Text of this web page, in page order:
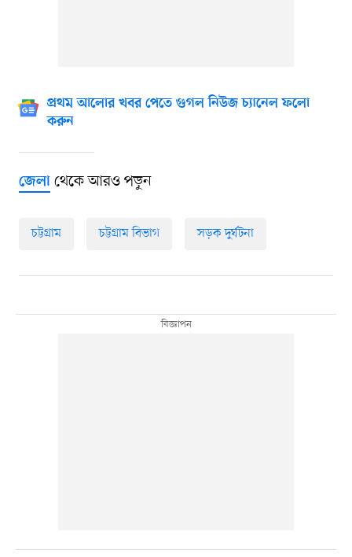
প্রথম আলোর খবর পেতে গুগল নিউজ চ্যানেল ফলো
করুন
জেলাথেকে আরও পড়ুন
চট্টগ্রাম চট্টগ্রাম বিভাগ সড়ক দুর্ঘটনা